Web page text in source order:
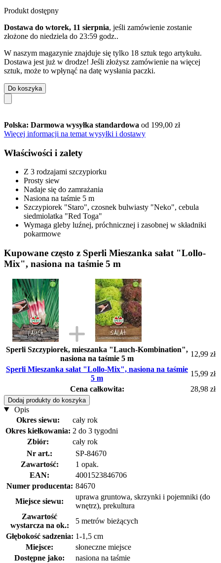
Produkt dostępny
Dostawa do wtorek, 11 sierpnia, jeśli zamówienie zostanie
złożone do niedziela do 23:59 godz..
W naszym magazynie znajduje się tylko 18 sztuk tego artykułu.
Dostawa jest już w drodze! Jeśli złożysz zamówienie na więcej
sztuk, może to wpłynąć na datę wysłania paczki.
Do koszyka
Polska: Darmowa wysyłka standardowa od 199,00 zł
Więcej informacji na temat wysyłki i dostawy
Właściwości i zalety
Z 3 rodzajami szczypiorku
Prosty siew
Nadaje się do zamrażania
Nasiona na taśmie 5 m
Szczypiorek "Staro", czosnek bulwiasty "Neko", cebula
siedmiolatka "Red Toga"
Wymaga gleby luźnej, próchnicznej i zasobnej w składniki
pokarmowe
Kupowane często z Sperli Mieszanka sałat "Lollo-
Mix", nasiona na taśmie 5 m
Sperli Szczypiorek, mieszanka "Lauch-Kombination",
nasiona na taśmie 5 m
12,99 zł
Sperli Mieszanka sałat "Lollo-Mix", nasiona na taśmie
5 m
15,99 zł
Cena całkowita:
28,98 zł
Dodaj produkty do koszyka
Opis
Okres siewu:
cały rok
Okres kiełkowania: 2 do 3 tygodni
Zbiór:
cały rok
Nr art.:
SP-84670
Zawartość:
1 opak.
EAN:
4001523846706
Numer producenta: 84670
Miejsce siewu:
uprawa gruntowa, skrzynki i pojemniki (do
wnętrz), prekultura
Zawartość
wystarcza na ok.:
5 metrów bieżących
Głębokość sadzenia: 1-1,5 cm
Miejsce:
słoneczne miejsce
Dostępne jako:
nasiona na taśmie